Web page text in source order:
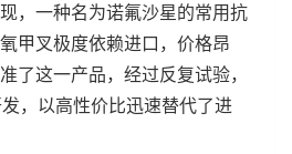
，一种名为诺氟沙星的常用抗
甲叉极度依赖进口，价格昂
了这一产品，经过反复试验，
，以高性价比迅速替代了进